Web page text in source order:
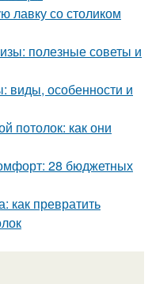
лавку со столиком
полезные советы и
виды, особенности и
потолок: как они
28 бюджетных
как превратить